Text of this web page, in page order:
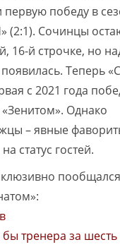
победу в
(2:1). Сочинцы
16-й строчке, но
Теперь
с 2021 года
«Зенитом». Однако
– явные
статус гостей.
тренера за шесть